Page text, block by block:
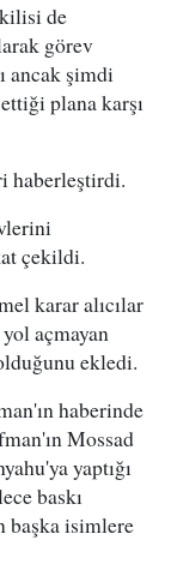
de
görev
ancak şimdi
plana karşı
haberleştirdi.
çekildi.
karar alıcılar
açmayan
ekledi.
haberinde
Mossad
yaptığı
baskı
başka isimlere